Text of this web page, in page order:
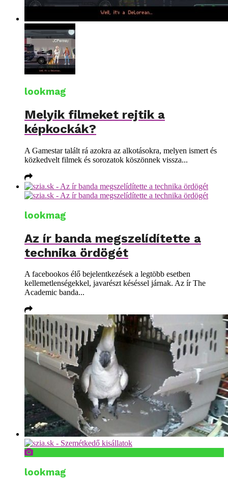
lookmag
Melyik filmeket rejtik a
képkockák?
A Gamestar talált rá azokra az alkotásokra, melyen ismert és
közkedvelt filmek és sorozatok köszönnek vissza...
lookmag
Az ír banda megszelídítette a
technika ördögét
A facebookos élő bejelentkezések a legtöbb esetben
kellemetlenségekkel, javarészt késéssel járnak. Az ír The
Academic banda...
lookmag